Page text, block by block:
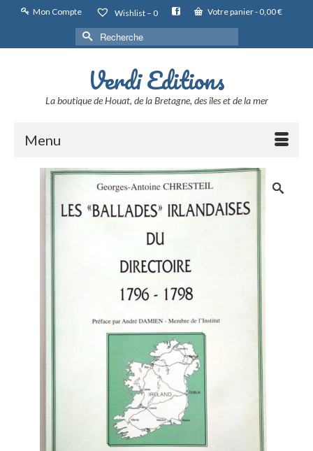
Mon Compte Wishlist – 0 Votre panier- 0,00€
Rechercher :
Verdi Editions
La boutique de Houat, de la Bretagne, des îles et de la mer
Menu